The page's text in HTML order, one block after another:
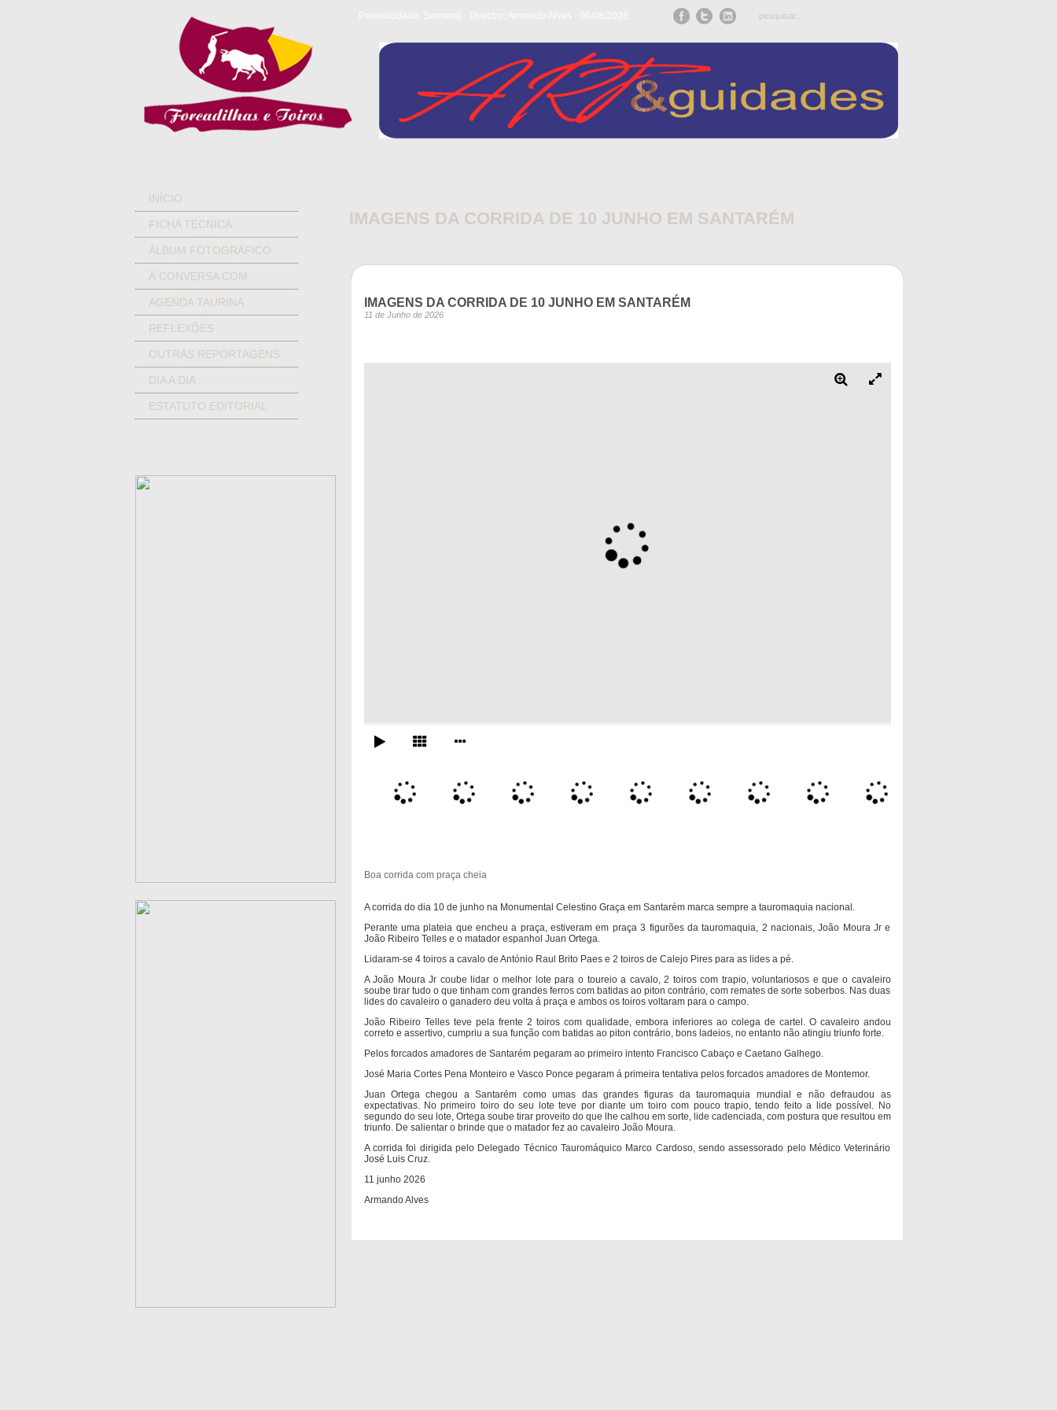
INÍCIO
FICHA TÉCNICA
ÁLBUM FOTOGRÁFICO
À CONVERSA COM
AGENDA TAURINA
REFLEXÕES
OUTRAS REPORTAGENS
DIA A DIA
ESTATUTO EDITORIAL
IMAGENS DA CORRIDA DE 10 JUNHO EM SANTARÉM
IMAGENS DA CORRIDA DE 10 JUNHO EM SANTARÉM
11 de Junho de 2026
Boa corrida com praça cheia
A corrida do dia 10 de junho na Monumental Celestino Graça em Santarém marca sempre a tauromaquia nacional.
Perante uma plateia que encheu a praça, estiveram em praça 3 figurões da tauromaquia, 2 nacionais, João Moura Jr e
João Ribeiro Telles e o matador espanhol Juan Ortega.
Lidaram-se 4 toiros a cavalo de António Raul Brito Paes e 2 toiros de Calejo Pires para as lides a pé.
A João Moura Jr coube lidar o melhor lote para o toureio a cavalo, 2 toiros com trapio, voluntariosos e que o cavaleiro
soube tirar tudo o que tinham com grandes ferros com batidas ao piton contrário, com remates de sorte soberbos. Nas duas
lides do cavaleiro o ganadero deu volta á praça e ambos os toiros voltaram para o campo.
João Ribeiro Telles teve pela frente 2 toiros com qualidade, embora inferiores ao colega de cartel. O cavaleiro andou
correto e assertivo, cumpriu a sua função com batidas ao piton contrário, bons ladeios, no entanto não atingiu triunfo forte.
Pelos forcados amadores de Santarém pegaram ao primeiro intento Francisco Cabaço e Caetano Galhego.
José Maria Cortes Pena Monteiro e Vasco Ponce pegaram á primeira tentativa pelos forcados amadores de Montemor.
Juan Ortega chegou a Santarém como umas das grandes figuras da tauromaquia mundial e não defraudou as
expectativas. No primeiro toiro do seu lote teve por diante um toiro com pouco trapio, tendo feito a lide possível. No
segundo do seu lote, Ortega soube tirar proveito do que lhe calhou em sorte, lide cadenciada, com postura que resultou em
triunfo. De salientar o brinde que o matador fez ao cavaleiro João Moura.
A corrida foi dirigida pelo Delegado Técnico Tauromáquico Marco Cardoso, sendo assessorado pelo Médico Veterinário
José Luis Cruz.
11 junho 2026
Armando Alves